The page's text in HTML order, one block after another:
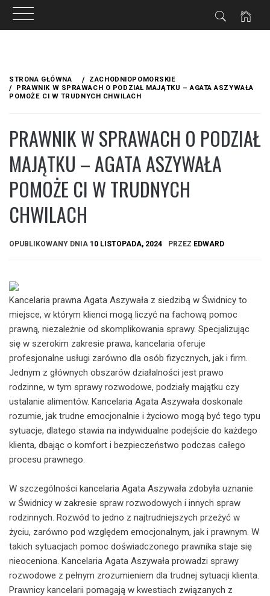
treści
STRONA GŁÓWNA
ZACHODNIOPOMORSKIE
PRAWNIK W SPRAWACH O PODZIAŁ MAJĄTKU – AGATA ASZYWAŁA
POMOŻE CI W TRUDNYCH CHWILACH
PRAWNIK W SPRAWACH O PODZIAŁ
MAJĄTKU – AGATA ASZYWAŁA
POMOŻE CI W TRUDNYCH
CHWILACH
OPUBLIKOWANY DNIA 10 LISTOPADA, 2024 PRZEZ EDWARD
Kancelaria prawna Agata Aszywała z siedzibą w Świdnicy to
miejsce, w którym klienci mogą liczyć na fachową pomoc
prawną, niezależnie od skomplikowania sprawy. Specjalizując
się w szerokim zakresie prawa, kancelaria oferuje
profesjonalne usługi zarówno dla osób fizycznych, jak i firm.
Jednym z głównych obszarów działalności jest prawo
rodzinne, w tym sprawy rozwodowe, podziały majątku czy
ustalanie alimentów. Kancelaria Agata Aszywała doskonale
rozumie, jak trudne emocjonalnie i życiowo mogą być tego typu
sytuacje, dlatego stawia na indywidualne podejście do każdego
klienta, dbając o komfort i bezpieczeństwo podczas całego
procesu prawnego.
W szczególności kancelaria Agata Aszywała zdobyła uznanie
w Świdnicy w zakresie spraw rozwodowych i innych spraw
rodzinnych. Rozwód to jedno z najtrudniejszych przeżyć w
życiu, zarówno pod względem emocjonalnym, jak i prawnym. W
takich sytuacjach pomoc doświadczonego prawnika staje się
nieoceniona. Kancelaria Agata Aszywała prowadzi sprawy
rozwodowe z pełnym zrozumieniem dla trudnej sytuacji klienta.
Prawnicy kancelarii pomagają w kwestiach związanych z